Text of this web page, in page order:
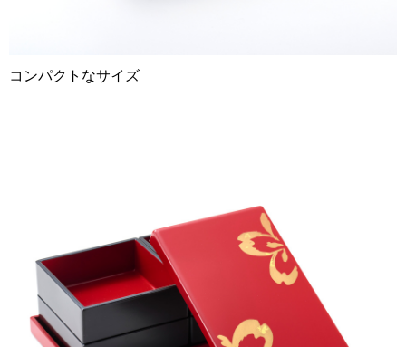
コンパクトなサイズ